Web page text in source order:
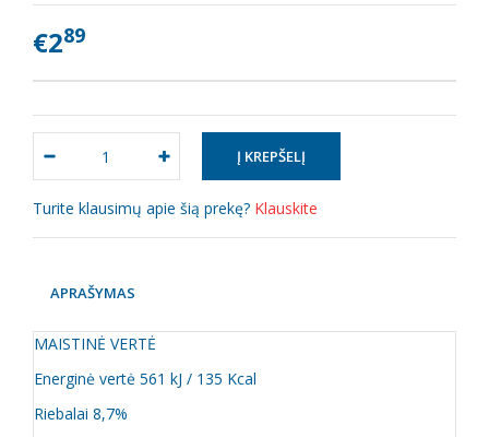
€289
Turite klausimų apie šią prekę? Klauskite
APRAŠYMAS
MAISTINĖ VERTĖ
Energinė vertė 561 kJ / 135 Kcal
Riebalai 8,7%